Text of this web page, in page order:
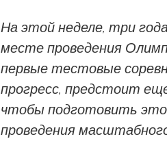
На этой неделе, три
месте проведения
первые тестовые
прогресс, предстоит
чтобы подготовить
проведения